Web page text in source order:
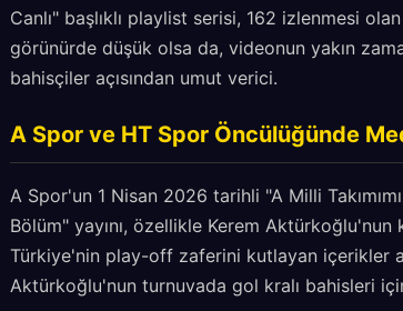
Canlı" başlıklı playlist serisi, 162 izlenmesi
görünürde düşük olsa da, videonun yakın
bahisçiler açısından umut verici.
A Spor ve HT Spor Öncülüğünde
A Spor'un 1 Nisan 2026 tarihli "A Milli
Bölüm" yayını, özellikle Kerem
Türkiye'nin play-off zaferini kutlayan içerikler
Aktürkoğlu'nun turnuvada gol kralı bahisleri